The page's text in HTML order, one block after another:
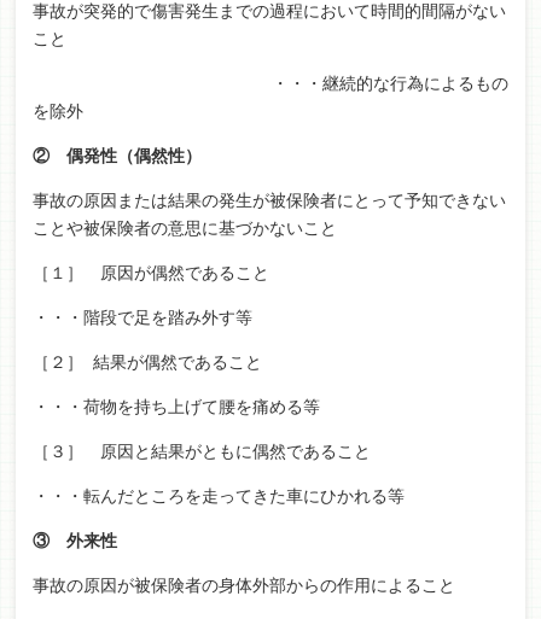
事故が突発的で傷害発生までの過程において時間的間隔がない
こと
・・・継続的な行為によるもの
を除外
② 偶発性（偶然性）
事故の原因または結果の発生が被保険者にとって予知できない
ことや被保険者の意思に基づかないこと
［１］ 原因が偶然であること
・・・階段で足を踏み外す等
［２］ 結果が偶然であること
・・・荷物を持ち上げて腰を痛める等
［３］ 原因と結果がともに偶然であること
・・・転んだところを走ってきた車にひかれる等
③ 外来性
事故の原因が被保険者の身体外部からの作用によること